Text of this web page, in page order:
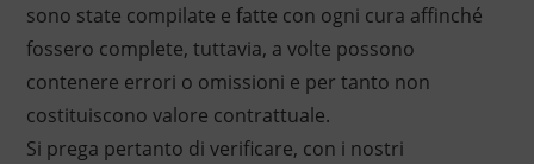
sono state compilate e fatte con ogni cura affinché
fossero complete, tuttavia, a volte possono
contenere errori o omissioni e per tanto non
costituiscono valore contrattuale.
Si prega pertanto di verificare, con i nostri